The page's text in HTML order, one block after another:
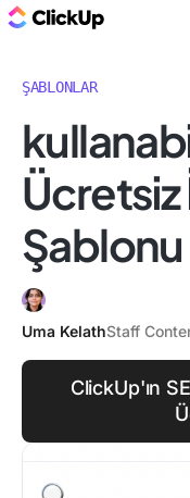
ŞABLONLAR
Şablonu
Uma KelathStaff
ClickUp'ın